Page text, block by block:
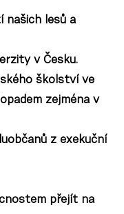
našich lesů a
v Česku.
školství ve
zejména v
z exekuční
přejít na